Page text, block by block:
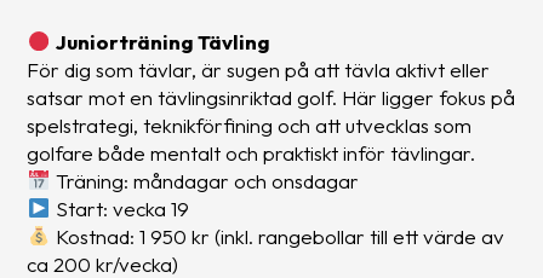
Juniorträning Tävling
För dig som tävlar, är sugen på att tävla aktivt eller
satsar mot en tävlingsinriktad golf. Här ligger fokus på
spelstrategi, teknikförfining och att utvecklas som
golfare både mentalt och praktiskt inför tävlingar.
Träning: måndagar och onsdagar
Start: vecka 19
Kostnad: 1 950 kr (inkl. rangebollar till ett värde av
ca 200 kr/vecka)